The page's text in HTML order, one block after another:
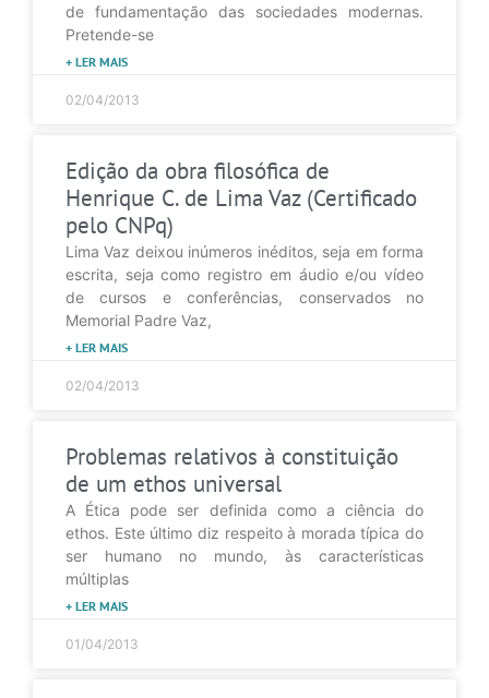
de fundamentação das sociedades modernas.
Pretende-se
+ LER MAIS
02/04/2013
Edição da obra filosófica de
Henrique C. de Lima Vaz (Certificado
pelo CNPq)
Lima Vaz deixou inúmeros inéditos, seja em forma
escrita, seja como registro em áudio e/ou vídeo
de cursos e conferências, conservados no
Memorial Padre Vaz,
+ LER MAIS
02/04/2013
Problemas relativos à constituição
de um ethos universal
A Ética pode ser definida como a ciência do
ethos. Este último diz respeito à morada típica do
ser humano no mundo, às características
múltiplas
+ LER MAIS
01/04/2013